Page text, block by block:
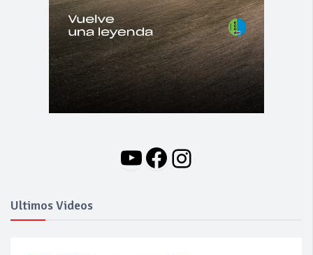
YouTube
Facebook
Instagram
Ultimos Videos